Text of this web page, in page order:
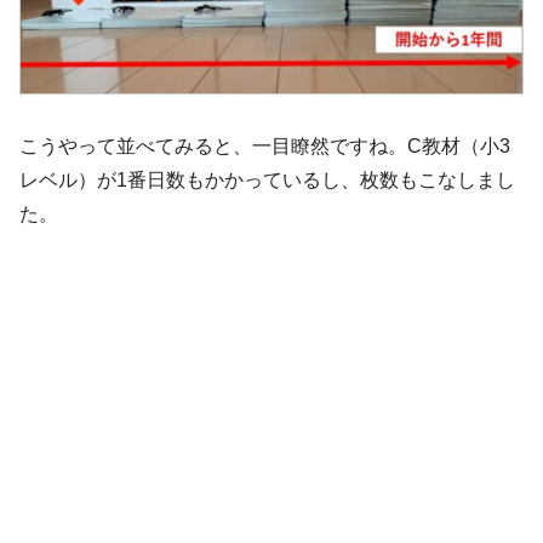
こうやって並べてみると、一目瞭然ですね。C教材（小3
レベル）が1番日数もかかっているし、枚数もこなしまし
た。